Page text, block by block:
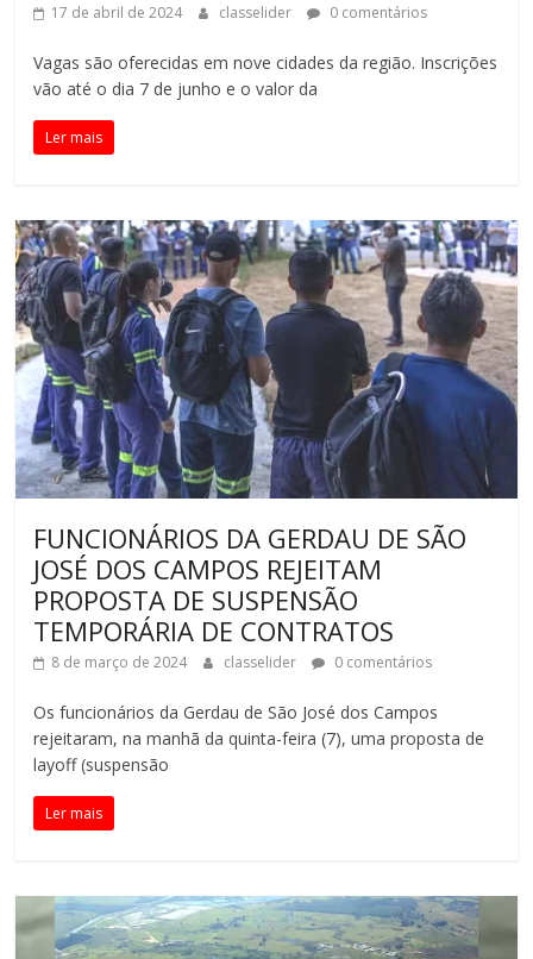
17 de abril de 2024 classelider 0 comentários
Vagas são oferecidas em nove cidades da região. Inscrições
vão até o dia 7 de junho e o valor da
Ler mais
FUNCIONÁRIOS DA GERDAU DE SÃO
JOSÉ DOS CAMPOS REJEITAM
PROPOSTA DE SUSPENSÃO
TEMPORÁRIA DE CONTRATOS
8 de março de 2024 classelider 0 comentários
Os funcionários da Gerdau de São José dos Campos
rejeitaram, na manhã da quinta-feira (7), uma proposta de
layoff (suspensão
Ler mais